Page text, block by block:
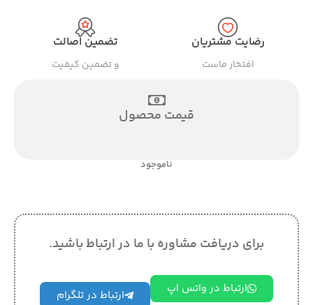
رضایت مشتریان
افتخار ماست
تضمین اصالت
و تضمین کیفیت
قیمت محصول
ناموجود
برای دریافت مشاوره با ما در ارتباط باشید.
ارتباط در واتس اپ ارتباط در تلگرام